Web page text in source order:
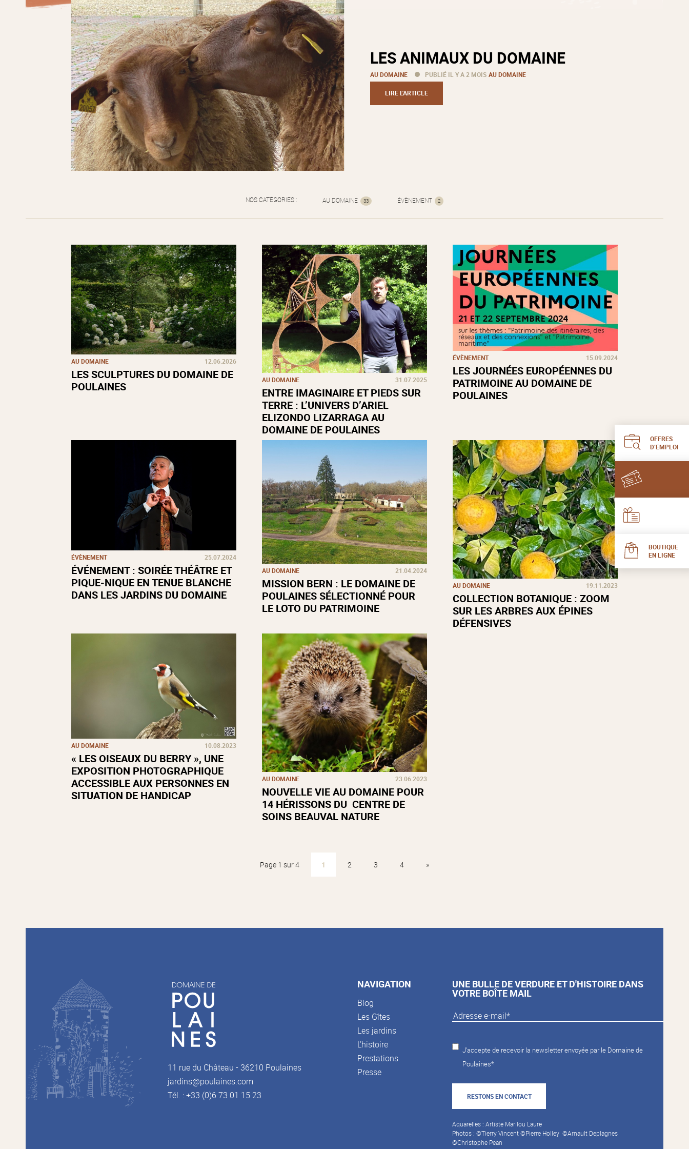
OFFRES
D’EMPLOI
BOUTIQUE
EN LIGNE
LES ANIMAUX DU DOMAINE
AU DOMAINE PUBLIÉ IL Y A 2 MOIS AU DOMAINE
LIRE L'ARTICLE
NOS CATÉGORIES : AU DOMAINE 33 ÉVÈNEMENT 2
AU DOMAINE 12.06.2026
LES SCULPTURES DU DOMAINE DE
POULAINES
AU DOMAINE 31.07.2025
ENTRE IMAGINAIRE ET PIEDS SUR
TERRE : L’UNIVERS D’ARIEL
ELIZONDO LIZARRAGA AU
DOMAINE DE POULAINES
ÉVÈNEMENT 15.09.2024
LES JOURNÉES EUROPÉENNES DU
PATRIMOINE AU DOMAINE DE
POULAINES
ÉVÈNEMENT 25.07.2024
ÉVÉNEMENT : SOIRÉE THÉÂTRE ET
PIQUE-NIQUE EN TENUE BLANCHE
DANS LES JARDINS DU DOMAINE
AU DOMAINE 21.04.2024
MISSION BERN : LE DOMAINE DE
POULAINES SÉLECTIONNÉ POUR
LE LOTO DU PATRIMOINE
AU DOMAINE 19.11.2023
COLLECTION BOTANIQUE : ZOOM
SUR LES ARBRES AUX ÉPINES
DÉFENSIVES
AU DOMAINE 10.08.2023
« LES OISEAUX DU BERRY », UNE
EXPOSITION PHOTOGRAPHIQUE
ACCESSIBLE AUX PERSONNES EN
SITUATION DE HANDICAP
AU DOMAINE 23.06.2023
NOUVELLE VIE AU DOMAINE POUR
14 HÉRISSONS DU CENTRE DE
SOINS BEAUVAL NATURE
Page 1 sur 4 1 2 3 4 »
11 rue du Château - 36210 Poulaines
jardins@poulaines.com
Tél. : +33 (0)6 73 01 15 23
NAVIGATION
Blog
Les Gîtes
Les jardins
L’histoire
Prestations
Presse
UNE BULLE DE VERDURE ET D'HISTOIRE DANS
VOTRE BOÎTE MAIL
J'accepte de recevoir la newsletter envoyée par le Domaine de
Poulaines*
RESTONS EN CONTACT
Aquarelles : Artiste Marilou Laure
Photos : ©Tierry Vincent ©Pierre Holley ©Arnault Deplagnes
©Christophe Pean